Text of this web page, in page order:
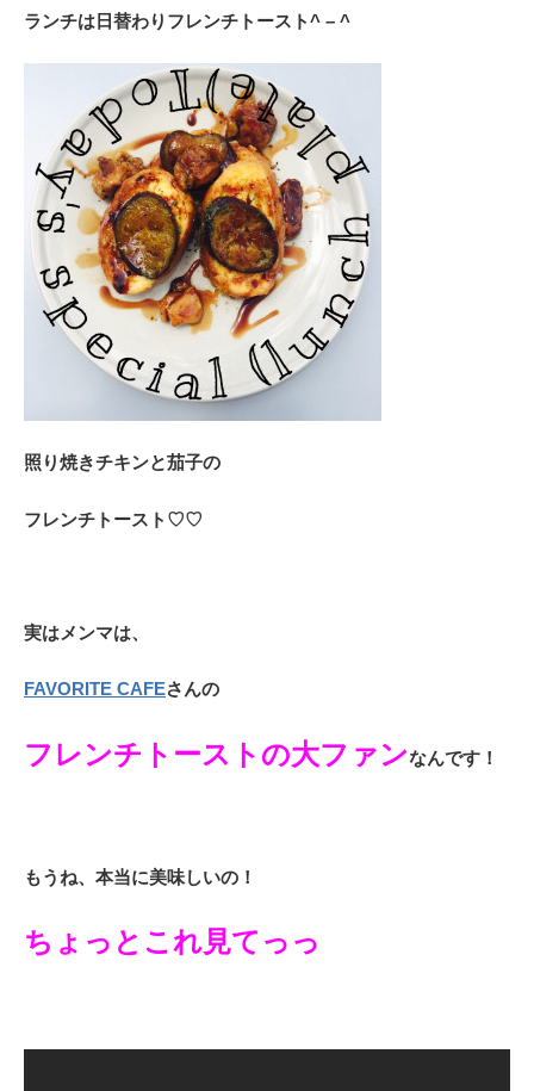
ランチは日替わりフレンチトースト^ – ^
照り焼きチキンと茄子の
フレンチトースト♡♡
実はメンマは、
FAVORITE CAFEさんの
フレンチトーストの大ファンなんです！
もうね、本当に美味しいの！
ちょっとこれ見てっっ